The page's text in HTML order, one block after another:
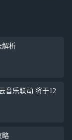
解析
音乐联动 将于12
略